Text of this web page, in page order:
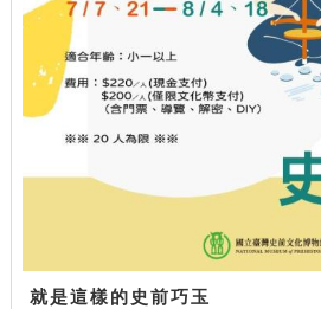
就是這樣的史前巧玉